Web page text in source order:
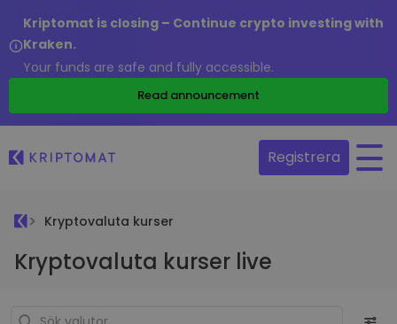
Kriptomat is closing – Continue crypto investing with
Kraken.
Your funds are safe and fully accessible.
Read announcement
Registrera
Kryptovaluta kurser
Kryptovaluta kurser live